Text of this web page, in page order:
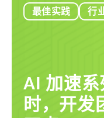
最佳实践 行
AI 加速
时，开发